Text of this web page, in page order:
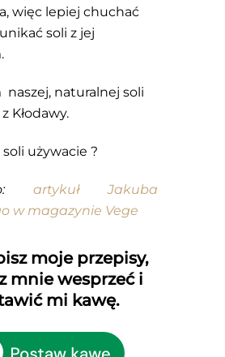
więc lepiej chuchać
soli z jej
naszej, naturalnej soli
Kłodawy.
używacie ?
artykuł Jakuba
w magazynie Vege
moje przepisy,
mnie wesprzeć i
mi kawę.